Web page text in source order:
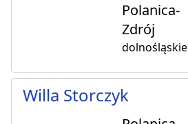
Polanica-
Zdrój
dolnośląskie
Willa Storczyk